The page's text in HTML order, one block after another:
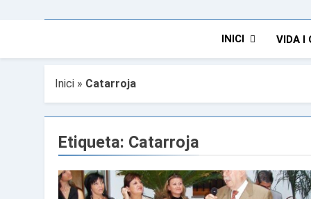
INICI VIDA I
Inici » Catarroja
Etiqueta: Catarroja